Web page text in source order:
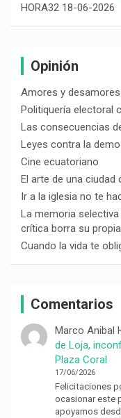
HORA32 18-06-2026
Opinión
Amores y
Politiquería electoral
Las consecuencias
Leyes contra la
Cine ecuatoriano
El arte de una ciudad
Ir a la iglesia no te
La memoria
crítica borra su
Cuando la vida te
Comentarios
Marco Anibal
de Loja,
Plaza Coral
17/06/2026
Felicitaciones
ocasionar este
apoyamos